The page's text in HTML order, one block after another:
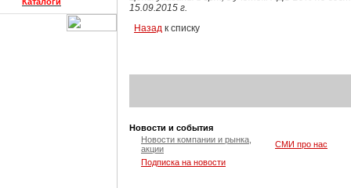
15.09.2015 г.
Назад к списку
Новости и события
Новости компании и рынка,
акции
СМИ про нас
Подписка на новости